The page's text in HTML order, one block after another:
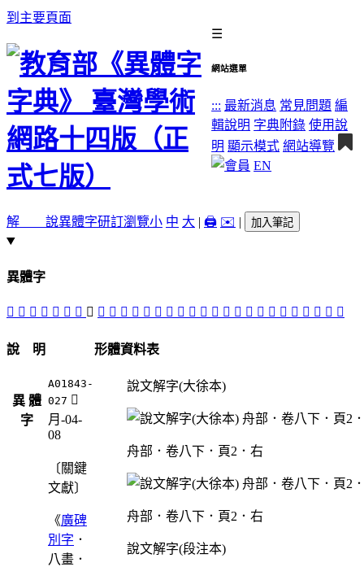
到主要頁面
☰
網站選單
::: 最新消息 常見問題 編
輯說明 字典附錄 使用說
明 顯示模式 網站導覽
EN
解 說異體字研訂瀏覽小 中 大 | 🖨️ ✉️ | 加入筆記
異體字
𣍞 󲬦 󲬟 󲬢 󲬧 󲬪 󲬞 󲬫 󲬣 󲬨 󲬛 󲬗 󲬥 󲬩 󲬘 󲬠 󲬤 󲬬 󲬚 󲬭 󲬝 𦨋 𦨊 𦨈 𦨕 󲬙 󲬡 𦩟 𨈞 󲬜
說 明
異 體
字
A01843-
027 󲬫
月-04-
08
〔關鍵
文獻〕
《廣碑
別字 ．
八畫．
形體資料表
說文解字(大徐本)
舟部．卷八下．頁2．右
舟部．卷八下．頁2．右
說文解字(段注本)